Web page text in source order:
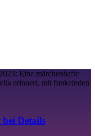
Details